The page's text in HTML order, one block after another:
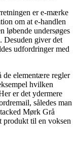
er e-mærke
om at e-handlen
løbende undersøges
Desuden giver det
udfordringer med
de elementære regler
hvilken
er det ydermere
således man
Mørk Grå
produkt til en voksen